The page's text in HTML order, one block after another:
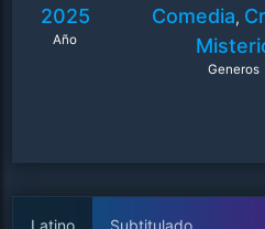
2025
Año
Comedia,
Generos
Latino Subtitulado